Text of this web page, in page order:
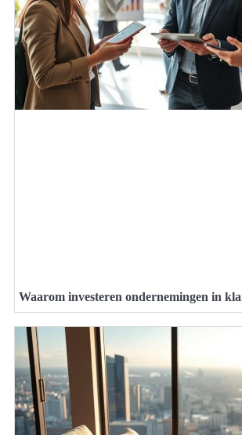
Waarom investeren ondernemingen in